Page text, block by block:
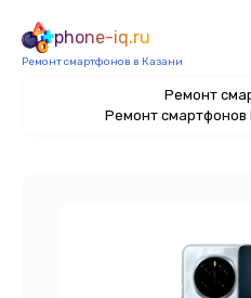
phone-iq.ru
Ремонт смартфонов в Казани
Ремонт
Ремонт смартфонов